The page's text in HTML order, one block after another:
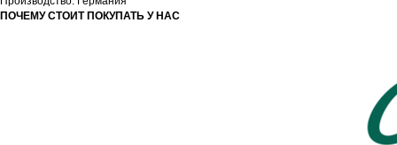
ПОЧЕМУ СТОИТ ПОКУПАТЬ У НАС